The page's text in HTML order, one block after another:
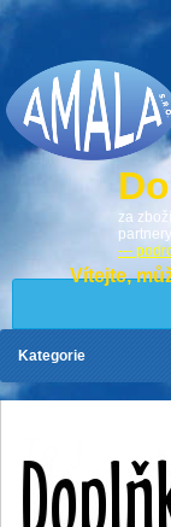
za
---
Vítejte,
Kategorie